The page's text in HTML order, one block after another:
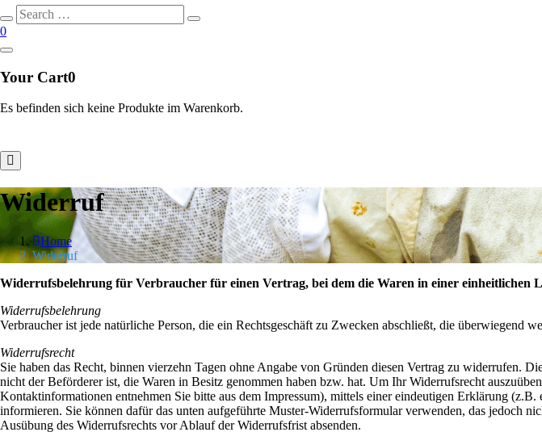
Search
for:
Search
0
Your Cart0
Es befinden sich keine Produkte im Warenkorb.
Widerruf
Home
Widerruf
Widerrufsbelehrung für Verbraucher für einen Vertrag, bei dem die Waren in einer einheitlichen
Widerrufsbelehrung
Verbraucher ist jede natürliche Person, die ein Rechtsgeschäft zu Zwecken abschließt, die überwiegend
Widerrufsrecht
Sie haben das Recht, binnen vierzehn Tagen ohne Angabe von Gründen diesen Vertrag zu widerrufen.
nicht der Beförderer ist, die Waren in Besitz genommen haben bzw. hat. Um Ihr Widerrufsrecht
Kontaktinformationen entnehmen Sie bitte aus dem Impressum), mittels einer eindeutigen Erklärung
informieren. Sie können dafür das unten aufgeführte Muster-Widerrufsformular verwenden, das jedoch
Ausübung des Widerrufsrechts vor Ablauf der Widerrufsfrist absenden.